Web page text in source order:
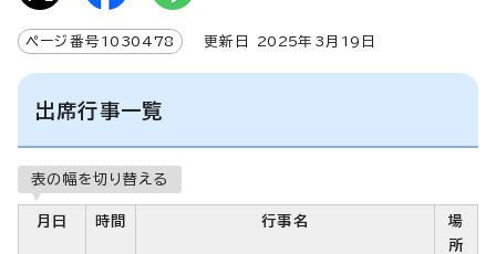
ページ番号 1030478 更新日 2025年3月 19 日
出席行事一覧
表の幅を切り替える
月日 時間 行事名
場
所